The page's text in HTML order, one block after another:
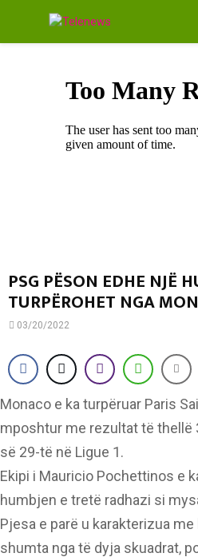
PSG PËSON EDHE NJË
TURPËROHET NGA
03/20/2022
Monaco e ka turpëruar Paris
mposhtur me rezultat të thellë
së 29-të në Ligue 1.
Ekipi i Mauricio Pochettinos e
humbjen e tretë radhazi si
Pjesa e parë u karakterizua
shumta nga të dyja skuadrat,